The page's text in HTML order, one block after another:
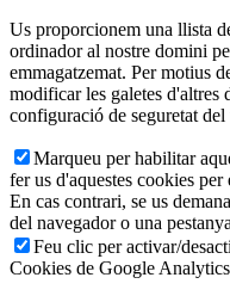
Us proporcionem una llista
ordinador al nostre domini
emmagatzemat. Per motius
modificar les galetes d'altres
configuració de seguretat del
Marqueu per habilitar
fer us d'aquestes cookies
En cas contrari, se us
del navegador o una
Feu clic per activar/
Cookies de Google Analytics